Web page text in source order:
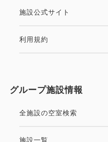
施設公式サイト
利用規約
グループ施設情報
全施設の空室検索
施設一覧